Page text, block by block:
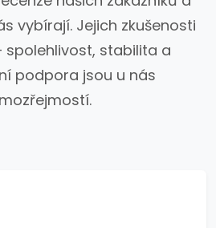
vybírají. Jejich zkušenosti
spolehlivost, stabilita a
podpora jsou u nás